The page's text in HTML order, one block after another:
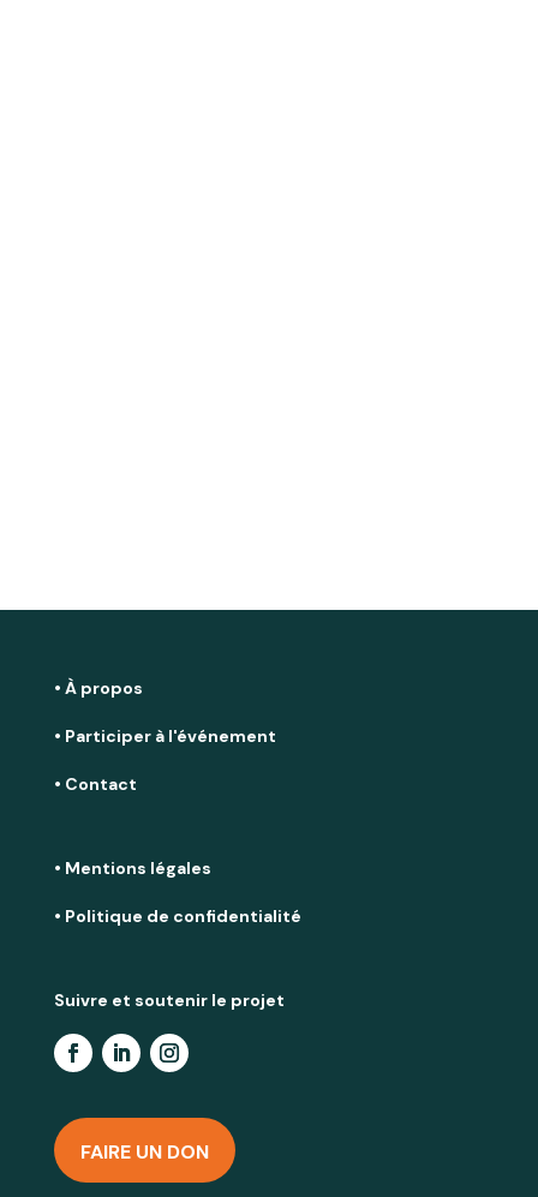
• À propos
• Participer à l'événement
• Contact
• Mentions légales
• Politique de confidentialité
Suivre et soutenir le projet
FAIRE UN DON